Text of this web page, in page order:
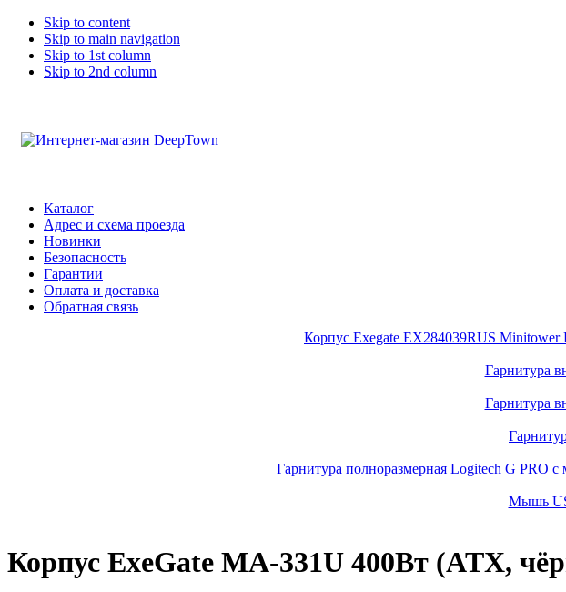
Skip to content
Skip to main navigation
Skip to 1st column
Skip to 2nd column
Каталог
Адрес и схема проезда
Новинки
Безопасность
Гарантии
Оплата и доставка
Обратная связь
Корпус Exegate EX284039RUS
Гарнитура
Гарнитура
Гарнитура полноразмерная Logitech G PRO
Мышь
Корпус ExeGate MA-331U 400Вт (ATX,